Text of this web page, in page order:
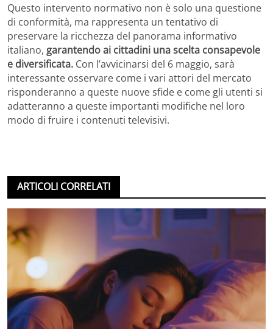
Questo intervento normativo non è solo una questione
di conformità, ma rappresenta un tentativo di
preservare la ricchezza del panorama informativo
italiano, garantendo ai cittadini una scelta consapevole
e diversificata. Con l’avvicinarsi del 6 maggio, sarà
interessante osservare come i vari attori del mercato
risponderanno a queste nuove sfide e come gli utenti si
adatteranno a queste importanti modifiche nel loro
modo di fruire i contenuti televisivi.
ARTICOLI CORRELATI